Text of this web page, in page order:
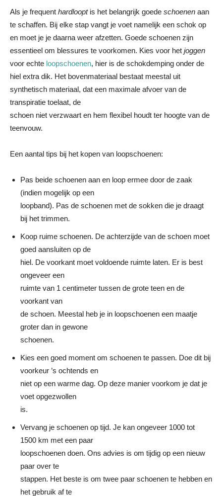
Als je frequent hardlooptis het belangrijk goede schoenen aan
te schaffen. Bij elke stap vangt je voet namelijk een schok op
en moet je je daarna weer afzetten. Goede schoenen zijn
essentieel om blessures te voorkomen. Kies voor het joggen
voor echte loopschoenen, hier is de schokdemping onder de
hiel extra dik. Het bovenmateriaal bestaat meestal uit
synthetisch materiaal, dat een maximale afvoer van de
transpiratie toelaat, de
schoen niet verzwaart en hem flexibel houdt ter hoogte van de
teenvouw.
Een aantal tips bij het kopen van loopschoenen:
Pas beide schoenen aan en loop ermee door de zaak
(indien mogelijk op een
loopband). Pas de schoenen met de sokken die je draagt
bij het trimmen.
Koop ruime schoenen. De achterzijde van de schoen moet
goed aansluiten op de
hiel. De voorkant moet voldoende ruimte laten. Er is best
ongeveer een
ruimte van 1 centimeter tussen de grote teen en de
voorkant van
de schoen. Meestal heb je in loopschoenen een maatje
groter dan in gewone
schoenen.
Kies een goed moment om schoenen te passen. Doe dit bij
voorkeur ’s ochtends en
niet op een warme dag. Op deze manier voorkom je dat je
voet opgezwollen
is.
Vervang je schoenen op tijd. Je kan ongeveer 1000 tot
1500 km met een paar
loopschoenen doen. Ons advies is om tijdig op een nieuw
paar over te
stappen. Het beste is om twee paar schoenen te hebben en
het gebruik af te